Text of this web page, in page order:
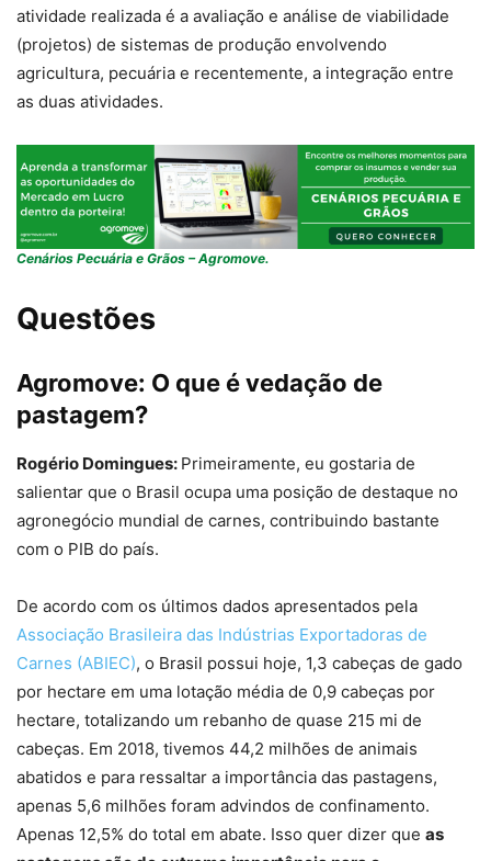
atividade realizada é a avaliação e análise de viabilidade
(projetos) de sistemas de produção envolvendo
agricultura, pecuária e recentemente, a integração entre
as duas atividades.
Cenários Pecuária e Grãos – Agromove.
Questões
Agromove: O que é vedação de
pastagem?
Rogério Domingues: Primeiramente, eu gostaria de
salientar que o Brasil ocupa uma posição de destaque no
agronegócio mundial de carnes, contribuindo bastante
com o PIB do país.
De acordo com os últimos dados apresentados pela
Associação Brasileira das Indústrias Exportadoras de
Carnes (ABIEC), o Brasil possui hoje, 1,3 cabeças de gado
por hectare em uma lotação média de 0,9 cabeças por
hectare, totalizando um rebanho de quase 215 mi de
cabeças. Em 2018, tivemos 44,2 milhões de animais
abatidos e para ressaltar a importância das pastagens,
apenas 5,6 milhões foram advindos de confinamento.
Apenas 12,5% do total em abate. Isso quer dizer que as